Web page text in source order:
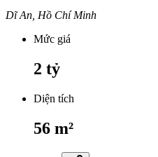
Dĩ An, Hồ Chí Minh
Mức giá
2 tỷ
Diện tích
56 m²